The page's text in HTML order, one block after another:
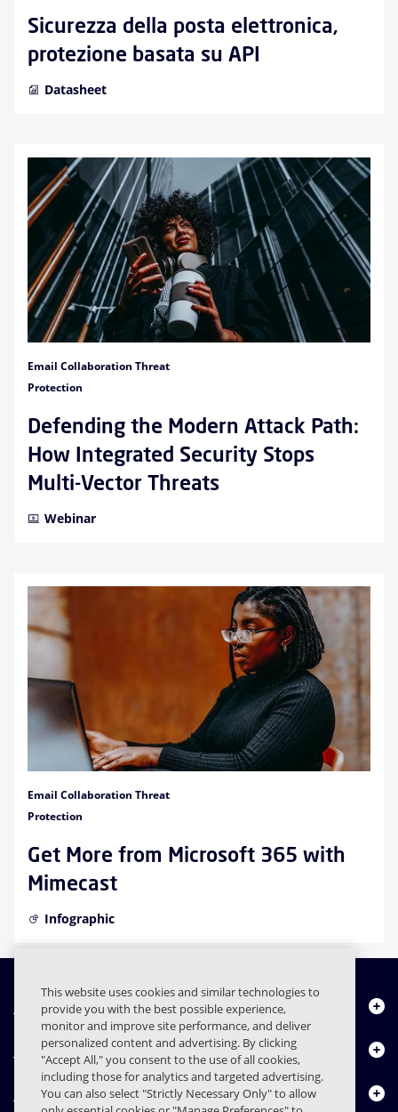
Sicurezza della posta elettronica,
protezione basata su API
Datasheet
Email Collaboration Threat
Protection
Defending the Modern Attack Path:
How Integrated Security Stops
Multi-Vector Threats
Webinar
Email Collaboration Threat
Protection
Get More from Microsoft 365 with
Mimecast
Infographic
Chi siamo
Prodotti
Centro risorse
This website uses cookies and similar technologies to
provide you with the best possible experience,
monitor and improve site performance, and deliver
personalized content and advertising. By clicking
"Accept All," you consent to the use of all cookies,
including those for analytics and targeted advertising.
You can also select "Strictly Necessary Only" to allow